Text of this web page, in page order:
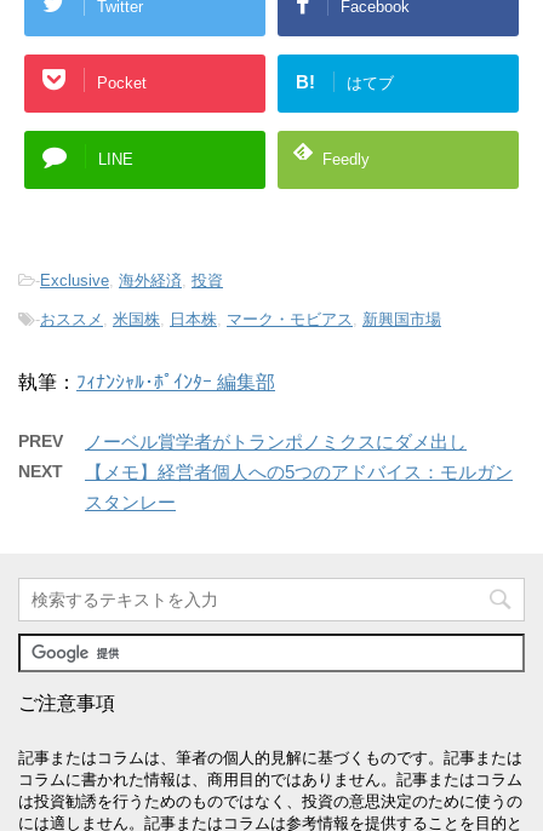
Twitter Facebook
Pocket B! はてブ
LINE Feedly
-Exclusive 海外経済 投資
-おススメ 米国株 日本株 マーク・モビアス 新興国市場
執筆： ﾌｨﾅﾝｼｬﾙ･ﾎﾟｲﾝﾀｰ 編集部
PREV ノーベル賞学者がトランポノミクスにダメ出し
NEXT
【メモ】経営者個人への5つのアドバイス：モルガン
スタンレー
ご注意事項
記事またはコラムは、筆者の個人的見解に基づくものです。記事または
コラムに書かれた情報は、商用目的ではありません。記事またはコラム
は投資勧誘を行うためのものではなく、投資の意思決定のために使うの
には適しません。記事またはコラムは参考情報を提供することを目的と